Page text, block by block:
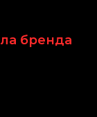
бренда